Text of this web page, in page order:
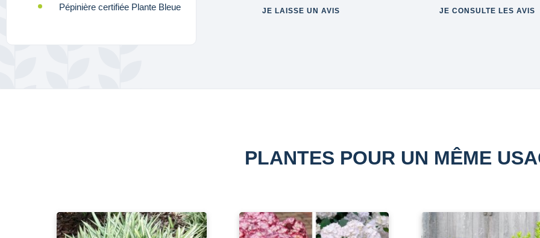
Pépinière certifiée Plante Bleue JE LAISSE UN AVIS JE CONSULTE LES AVIS
PLANTES POUR UN MÊME